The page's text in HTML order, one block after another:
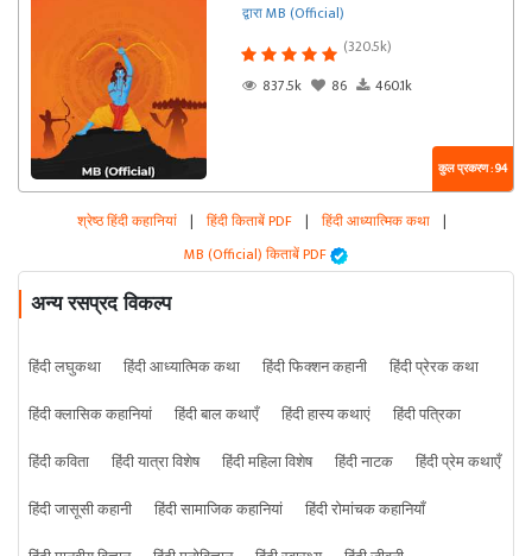
द्वारा MB (Official)
(320.5k)
837.5k
86 460.1k
कुल प्रकरण : 94
श्रेष्ठ हिंदी कहानियां | हिंदी किताबें PDF | हिंदी आध्यात्मिक कथा |
MB (Official) किताबें PDF
अन्य रसप्रद विकल्प
हिंदी लघुकथा हिंदी आध्यात्मिक कथा हिंदी फिक्शन कहानी
हिंदी प्रेरक कथा
हिंदी क्लासिक कहानियां
हिंदी बाल कथाएँ हिंदी हास्य कथाएं
हिंदी पत्रिका
हिंदी कविता
हिंदी यात्रा विशेष हिंदी महिला विशेष हिंदी नाटक
हिंदी प्रेम कथाएँ
हिंदी जासूसी कहानी
हिंदी सामाजिक कहानियां
हिंदी रोमांचक कहानियाँ